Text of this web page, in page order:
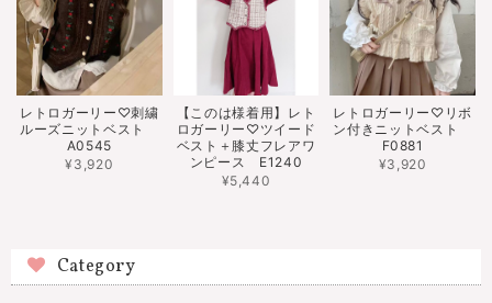
レトロガーリー♡刺繍
ルーズニットベスト
A0545
¥3,920
【このは様着用】レト
ロガーリー♡ツイード
ベスト＋膝丈フレアワ
ンピース E1240
¥5,440
レトロガーリー♡リボ
ン付きニットベスト
F0881
¥3,920
Category